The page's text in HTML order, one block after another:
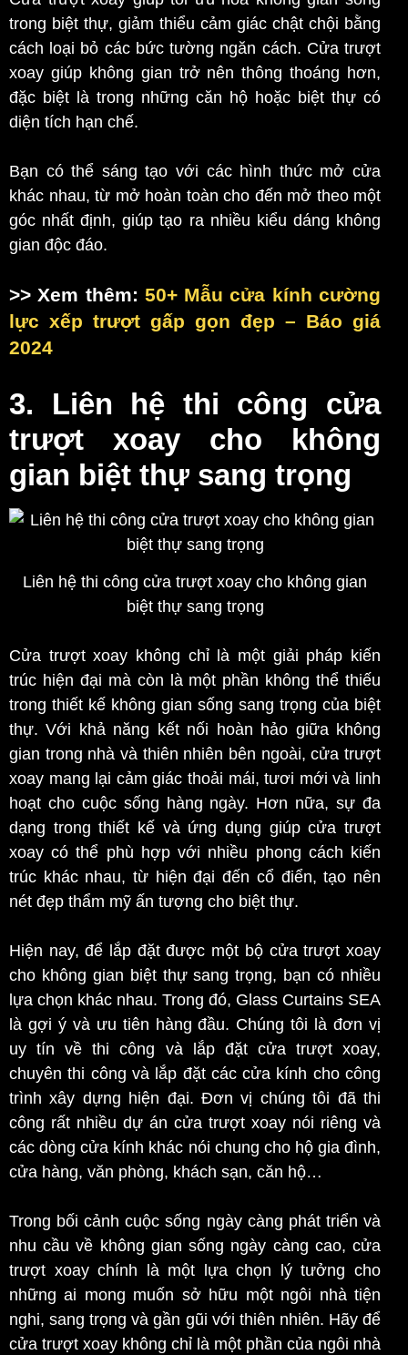
trong biệt thự, giảm thiểu cảm giác chật chội bằng
cách loại bỏ các bức tường ngăn cách. Cửa trượt
xoay giúp không gian trở nên thông thoáng hơn,
đặc biệt là trong những căn hộ hoặc biệt thự có
diện tích hạn chế.
Bạn có thể sáng tạo với các hình thức mở cửa
khác nhau, từ mở hoàn toàn cho đến mở theo một
góc nhất định, giúp tạo ra nhiều kiểu dáng không
gian độc đáo.
>> Xem thêm: 50+ Mẫu cửa kính cường
lực xếp trượt gấp gọn đẹp – Báo giá
2024
3. Liên hệ thi công cửa
trượt xoay cho không
gian biệt thự sang trọng
Liên hệ thi công cửa trượt xoay cho không gian
biệt thự sang trọng
Cửa trượt xoay không chỉ là một giải pháp kiến
trúc hiện đại mà còn là một phần không thể thiếu
trong thiết kế không gian sống sang trọng của biệt
thự. Với khả năng kết nối hoàn hảo giữa không
gian trong nhà và thiên nhiên bên ngoài, cửa trượt
xoay mang lại cảm giác thoải mái, tươi mới và linh
hoạt cho cuộc sống hàng ngày. Hơn nữa, sự đa
dạng trong thiết kế và ứng dụng giúp cửa trượt
xoay có thể phù hợp với nhiều phong cách kiến
trúc khác nhau, từ hiện đại đến cổ điển, tạo nên
nét đẹp thẩm mỹ ấn tượng cho biệt thự.
Hiện nay, để lắp đặt được một bộ cửa trượt xoay
cho không gian biệt thự sang trọng, bạn có nhiều
lựa chọn khác nhau. Trong đó, Glass Curtains SEA
là gợi ý và ưu tiên hàng đầu. Chúng tôi là đơn vị
uy tín về thi công và lắp đặt cửa trượt xoay,
chuyên thi công và lắp đặt các cửa kính cho công
trình xây dựng hiện đại. Đơn vị chúng tôi đã thi
công rất nhiều dự án cửa trượt xoay nói riêng và
các dòng cửa kính khác nói chung cho hộ gia đình,
cửa hàng, văn phòng, khách sạn, căn hộ…
Trong bối cảnh cuộc sống ngày càng phát triển và
nhu cầu về không gian sống ngày càng cao, cửa
trượt xoay chính là một lựa chọn lý tưởng cho
những ai mong muốn sở hữu một ngôi nhà tiện
nghi, sang trọng và gần gũi với thiên nhiên. Hãy để
cửa trượt xoay không chỉ là một phần của ngôi nhà